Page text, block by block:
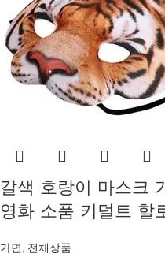
갈색 호랑이 마스크
영화 소품 키덜트 할
가면, 전체상품